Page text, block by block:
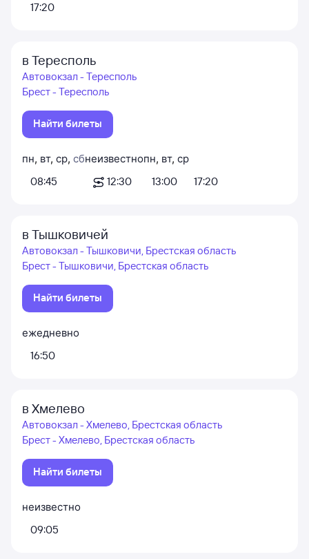
17:20
в Тересполь
Автовокзал - Тересполь
Брест - Тересполь
Найти билеты
пн, вт, ср, сб
08:45
неизвестно
12:30
пн, вт, ср
13:00
17:20
в Тышковичей
Автовокзал - Тышковичи, Брестская область
Брест - Тышковичи, Брестская область
Найти билеты
ежедневно
16:50
в Хмелево
Автовокзал - Хмелево, Брестская область
Брест - Хмелево, Брестская область
Найти билеты
неизвестно
09:05